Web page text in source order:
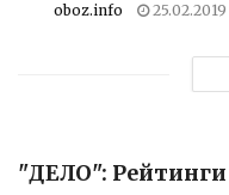
oboz.info 25.02.2019
"ДЕЛО": Рейтинги